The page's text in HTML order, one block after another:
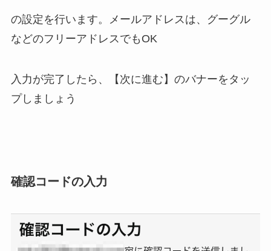
の設定を行います。メールアドレスは、グーグル
などのフリーアドレスでもOK
入力が完了したら、【次に進む】のバナーをタッ
プしましょう
確認コードの入力